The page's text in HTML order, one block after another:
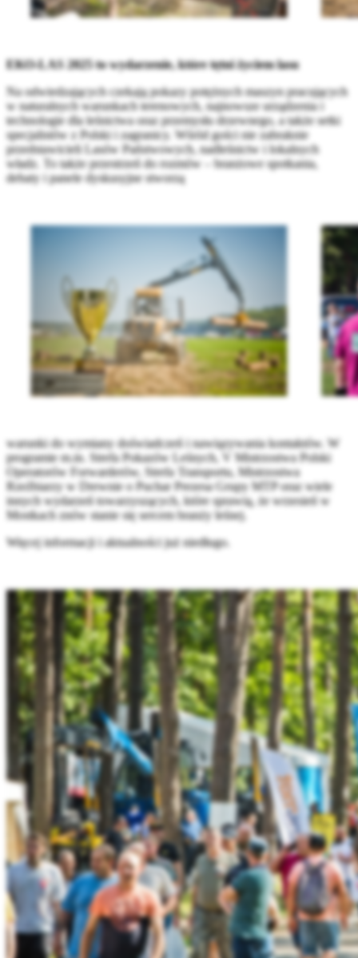
EKO-LAS 2025 to wydarzenie, które tętni życiem lasu
Na odwiedzających czekają pokazy potężnych maszyn pracujących
w naturalnych warunkach terenowych, najnowsze urządzenia i
technologie dla leśnictwa oraz przemysłu drzewnego, a także setki
specjalistów z Polski i zagranicy. Wśród gości nie zabraknie
przedstawicieli Lasów Państwowych, nadleśnictw i lokalnych
władz. To także przestrzeń do rozmów – branżowe spotkania,
debaty i panele dyskusyjne stworzą
warunki do wymiany doświadczeń i nawiązywania kontaktów. W
programie m.in. Strefa Pokazów Leśnych, V Mistrzostwa Polski
Operatorów Forwarderów, Strefa Transportu, Mistrzostwa
Rzeźbiarzy w Drewnie o Puchar Prezesa Grupy MTP oraz wiele
innych wydarzeń towarzyszących, które sprawią, że wrzesień w
Mostkach znów stanie się sercem branży leśnej.
Więcej informacji i aktualności już niedługo.